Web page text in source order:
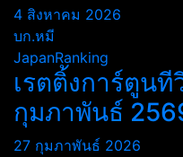
4 สิงหาคม 2026
บก.หมี
JapanRanking
เรตติ้งการ์ตูน
กุมภาพันธ์
27 กุมภาพันธ์ 2026